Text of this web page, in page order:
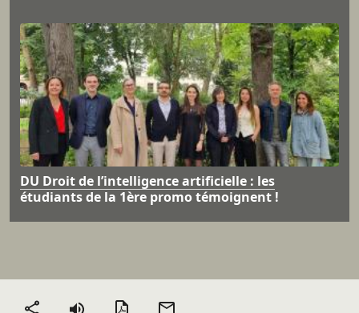
DU Droit de l’intelligence artificielle : les
étudiants de la 1ère promo témoignent !
Partager Version PDF